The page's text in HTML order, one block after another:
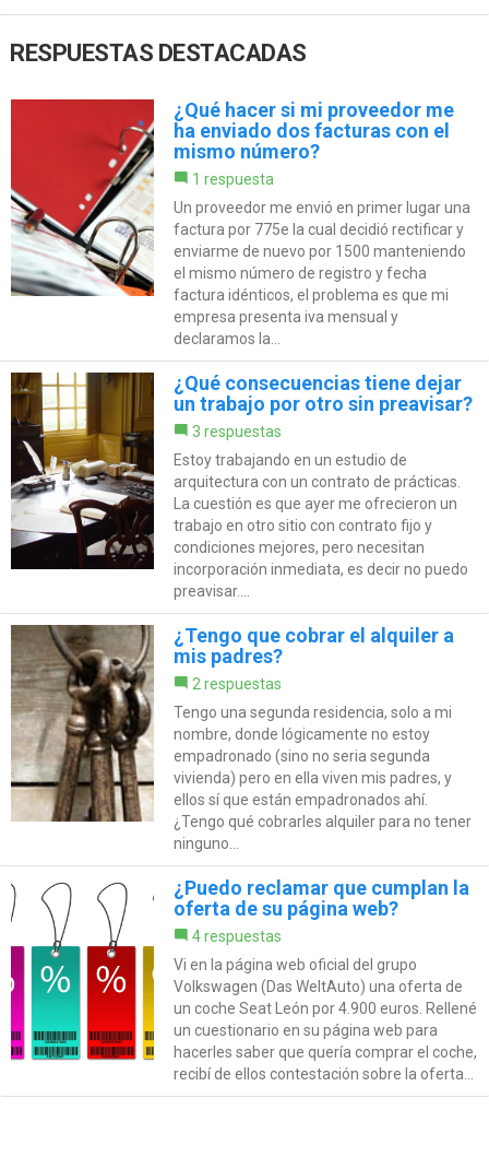
RESPUESTAS DESTACADAS
¿Qué hacer si mi proveedor me
ha enviado dos facturas con el
mismo número?
1 respuesta
Un proveedor me envió en primer lugar una
factura por 775e la cual decidió rectificar y
enviarme de nuevo por 1500 manteniendo
el mismo número de registro y fecha
factura idénticos, el problema es que mi
empresa presenta iva mensual y
declaramos la...
¿Qué consecuencias tiene dejar
un trabajo por otro sin preavisar?
3 respuestas
Estoy trabajando en un estudio de
arquitectura con un contrato de prácticas.
La cuestión es que ayer me ofrecieron un
trabajo en otro sitio con contrato fijo y
condiciones mejores, pero necesitan
incorporación inmediata, es decir no puedo
preavisar....
¿Tengo que cobrar el alquiler a
mis padres?
2 respuestas
Tengo una segunda residencia, solo a mi
nombre, donde lógicamente no estoy
empadronado (sino no seria segunda
vivienda) pero en ella viven mis padres, y
ellos sí que están empadronados ahí.
¿Tengo qué cobrarles alquiler para no tener
ninguno...
¿Puedo reclamar que cumplan la
oferta de su página web?
4 respuestas
Vi en la página web oficial del grupo
Volkswagen (Das WeltAuto) una oferta de
un coche Seat León por 4.900 euros. Rellené
un cuestionario en su página web para
hacerles saber que quería comprar el coche,
recibí de ellos contestación sobre la oferta...